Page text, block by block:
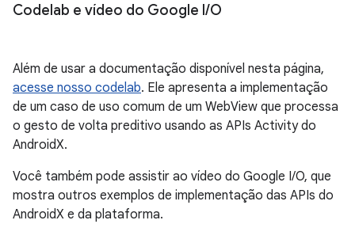
Codelab e vídeo do Google I/O
Além de usar a documentação disponível nesta página,
acesse nosso codelab. Ele apresenta a implementação
de um caso de uso comum de um WebView que processa
o gesto de volta preditivo usando as APIs Activity do
AndroidX.
Você também pode assistir ao vídeo do Google I/O, que
mostra outros exemplos de implementação das APIs do
AndroidX e da plataforma.